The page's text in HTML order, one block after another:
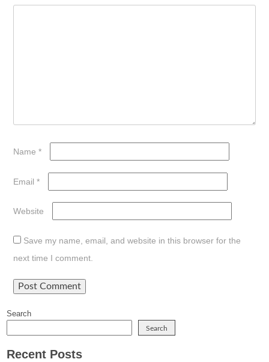
Name *
Email *
Website
Save my name, email, and website in this browser for the
next time I comment.
Search
Search
Recent Posts